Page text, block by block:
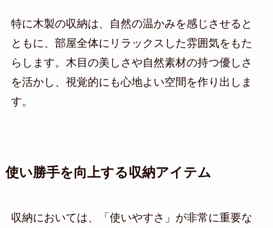
特に木製の収納は、自然の温かみを感じさせると
ともに、部屋全体にリラックスした雰囲気をもた
らします。木目の美しさや自然素材の持つ優しさ
を活かし、視覚的にも心地よい空間を作り出しま
す。
使い勝手を向上する収納アイテム
収納においては、「使いやすさ」が非常に重要な